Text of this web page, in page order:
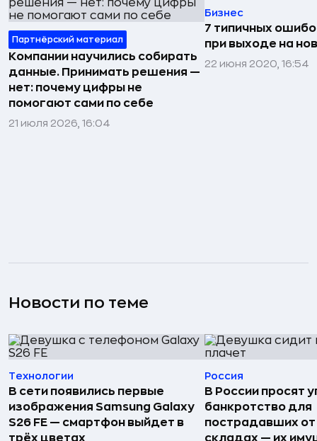
Партнёрский материал
Компании научились собирать
данные. Принимать решения —
нет: почему цифры не
помогают сами по себе
21 июля 2026, 16:04
Бизнес
7 типичных
при выходе на
22 июня 2020, 16:54
Новости по теме
Технологии
В сети появились первые
изображения Samsung Galaxy
S26 FE — смартфон выйдет в
трёх цветах
Россия
В России просят
банкротство для
пострадавших
складах — их